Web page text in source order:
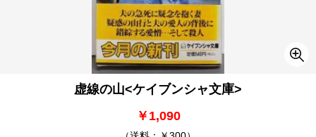
虚線の山<ケイブンシャ文庫>
￥1,090